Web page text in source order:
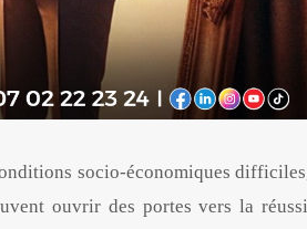
socio-économiques
ouvrir des portes vers la